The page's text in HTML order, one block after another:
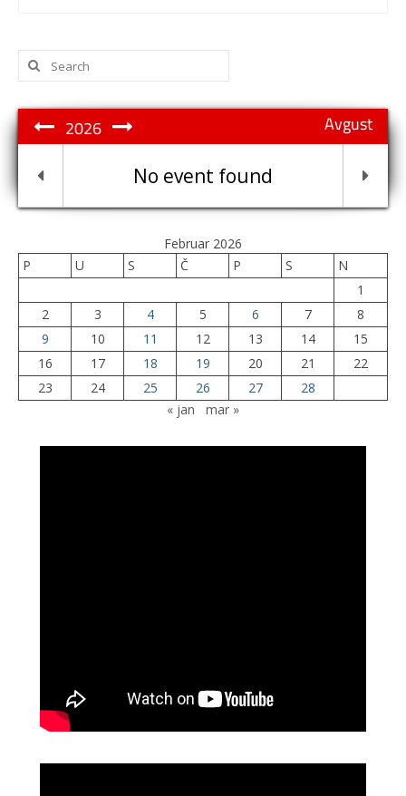
Search
for:
Avgust
2026
No event found
Februar 2026
P
U S Č P S
N
1
2
3 4 5 6 7
8
9
10 11 12 13 14
15
16
17 18 19 20 21
22
23
24 25 26 27
28
« jan
mar »